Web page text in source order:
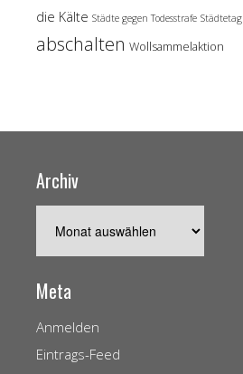
die Kälte Städte gegen Todesstrafe Städtetag
abschalten Wollsammelaktion
Archiv
Meta
Anmelden
Eintrags-Feed